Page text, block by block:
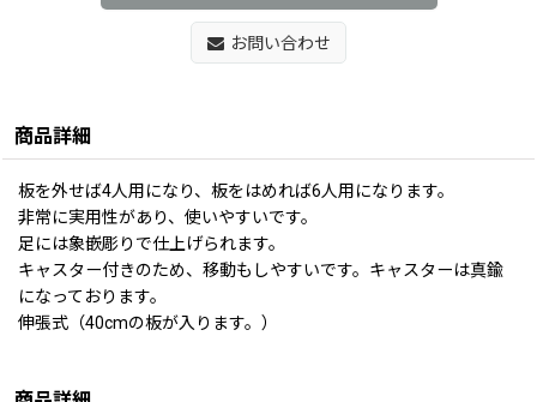
お問い合わせ
商品詳細
板を外せば4人用になり、板をはめれば6人用になります。
非常に実用性があり、使いやすいです。
足には象嵌彫りで仕上げられます。
キャスター付きのため、移動もしやすいです。キャスターは真鍮
になっております。
伸張式（40cmの板が入ります。）